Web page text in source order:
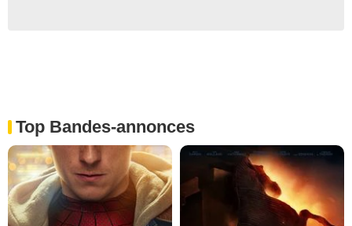
Top Bandes-annonces